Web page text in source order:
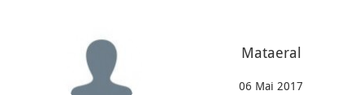
Mataeral
06 Mai 2017